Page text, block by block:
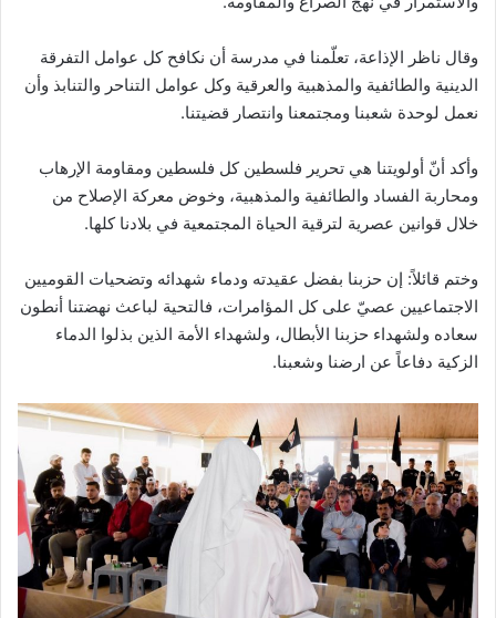
وقال ناظر الإذاعة، تعلّمنا في مدرسة أن نكافح كل عوامل التفرقة
الدينية والطائفية والمذهبية والعرقية وكل عوامل التناحر والتنابذ وأن
نعمل لوحدة شعبنا ومجتمعنا وانتصار قضيتنا.
وأكد أنّ أولويتنا هي تحرير فلسطين كل فلسطين ومقاومة الإرهاب
ومحاربة الفساد والطائفية والمذهبية، وخوض معركة الإصلاح من
خلال قوانين عصرية لترقية الحياة المجتمعية في بلادنا كلها.
وختم قائلاً: إن حزبنا بفضل عقيدته ودماء شهدائه وتضحيات القوميين
الاجتماعيين عصيّ على كل المؤامرات، فالتحية لباعث نهضتنا أنطون
سعاده ولشهداء حزبنا الأبطال، ولشهداء الأمة الذين بذلوا الدماء
الزكية دفاعاً عن ارضنا وشعبنا.